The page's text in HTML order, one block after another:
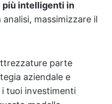
intelligenti in
analisi, massimizzare il
parte
aziendale e
tuoi investimenti